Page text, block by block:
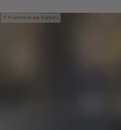
Frühstück bei Barbara